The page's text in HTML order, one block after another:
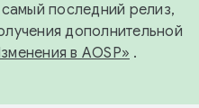
последний релиз,
дополнительной
в AOSP» .